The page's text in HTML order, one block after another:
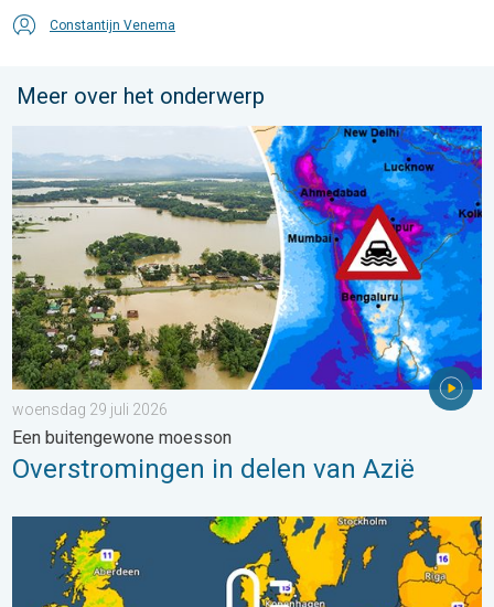
Constantijn Venema
Meer over het onderwerp
Overstromingen in delen van Azië. Een buitengewone
woensdag 29 juli 2026
Een buitengewone moesson
Overstromingen in delen van Azië
Er komen koelere nachten aan. West- en Midden-Europa. . .